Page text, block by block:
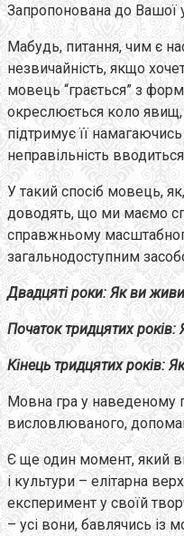
Запропонована до Вашої
Мабудь, питання, чим є
незвичайність, якщо
мовець “грається” з
окреслюється коло явищ,
підтримує її
неправільність
У такий спосіб мовець,
доводять, що ми маємо
справжньому
загальнодоступним
Двадцяті роки: Як ви
Початок тридцятих років:
Кінець тридцятих років:
Мовна гра у наведеному
висловлюваного,
Є ще один момент, який
і культури – елітарна
експеримент у своїй
– усі вони, бавлячись із